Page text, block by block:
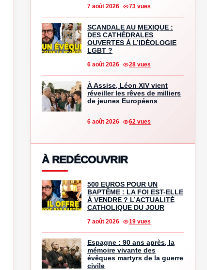
7 août 2026 73 vues
SCANDALE AU MEXIQUE :
DES CATHÉDRALES
OUVERTES À L’IDÉOLOGIE
LGBT ?
6 août 2026 28 vues
À Assise, Léon XIV vient
réveiller les rêves de milliers
de jeunes Européens
6 août 2026 62 vues
À REDÉCOUVRIR
500 EUROS POUR UN
BAPTÊME : LA FOI EST-ELLE
À VENDRE ? L’ACTUALITÉ
CATHOLIQUE DU JOUR
7 août 2026 19 vues
Espagne : 90 ans après, la
mémoire vivante des
évêques martyrs de la guerre
civile